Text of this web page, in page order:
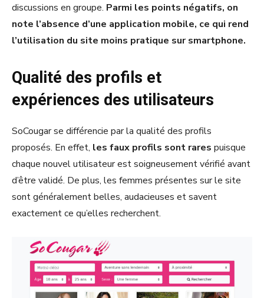
discussions en groupe. Parmi les points négatifs, on
note l’absence d’une application mobile, ce qui rend
l’utilisation du site moins pratique sur smartphone.
Qualité des profils et
expériences des utilisateurs
SoCougar se différencie par la qualité des profils
proposés. En effet, les faux profils sont rares puisque
chaque nouvel utilisateur est soigneusement vérifié avant
d’être validé. De plus, les femmes présentes sur le site
sont généralement belles, audacieuses et savent
exactement ce qu’elles recherchent.